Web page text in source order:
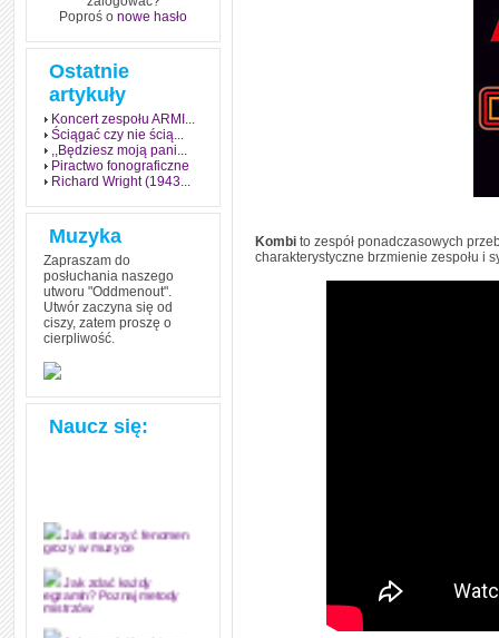
Poproś o nowe hasło
Ostatnie
artykuły
Koncert zespołu ARMI...
Ściągać czy nie ścią...
,,Będziesz moją pani...
Piractwo fonograficzne
Richard Wright (1943...
Muzyka
Zapraszam do
posłuchania naszego
utworu "Oddmenout".
Utwór zaczyna się od
ciszy, zatem proszę o
cierpliwość.
Naucz się:
Jak stworzyć fenomen
grozy w muzyce
Jak zdać każdy
egzamin? Poznaj metody
mistrzów
Kombi to zespół ponadczasowych
charakterystyczne brzmienie zespołu i